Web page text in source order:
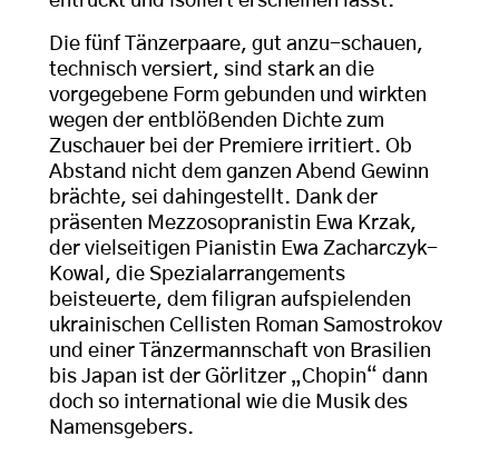
Die fünf Tänzerpaare, gut anzu-schauen,
technisch versiert, sind stark an die
vorgegebene Form gebunden und wirkten
wegen der entblößenden Dichte zum
Zuschauer bei der Premiere irritiert. Ob
Abstand nicht dem ganzen Abend Gewinn
brächte, sei dahingestellt. Dank der
präsenten Mezzosopranistin Ewa Krzak,
der vielseitigen Pianistin Ewa Zacharczyk-
Kowal, die Spezialarrangements
beisteuerte, dem filigran aufspielenden
ukrainischen Cellisten Roman Samostrokov
und einer Tänzermannschaft von Brasilien
bis Japan ist der Görlitzer „Chopin“ dann
doch so international wie die Musik des
Namensgebers.